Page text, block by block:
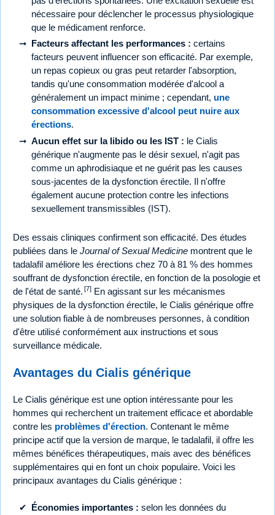
nécessaire pour déclencher le processus physiologique
que le médicament renforce.
Facteurs affectant les performances : certains
facteurs peuvent influencer son efficacité. Par exemple,
un repas copieux ou gras peut retarder l'absorption,
tandis qu'une consommation modérée d'alcool a
généralement un impact minime ; cependant, une
consommation excessive d'alcool peut nuire aux
érections.
Aucun effet sur la libido ou les IST : le Cialis
générique n'augmente pas le désir sexuel, n'agit pas
comme un aphrodisiaque et ne guérit pas les causes
sous-jacentes de la dysfonction érectile. Il n'offre
également aucune protection contre les infections
sexuellement transmissibles (IST).
Des essais cliniques confirment son efficacité. Des études
publiées dans le Journal of Sexual Medicine montrent que le
tadalafil améliore les érections chez 70 à 81 % des hommes
souffrant de dysfonction érectile, en fonction de la posologie et
de l'état de santé. [7] En agissant sur les mécanismes
physiques de la dysfonction érectile, le Cialis générique offre
une solution fiable à de nombreuses personnes, à condition
d'être utilisé conformément aux instructions et sous
surveillance médicale.
Avantages du Cialis générique
Le Cialis générique est une option intéressante pour les
hommes qui recherchent un traitement efficace et abordable
contre les problèmes d'érection. Contenant le même
principe actif que la version de marque, le tadalafil, il offre les
mêmes bénéfices thérapeutiques, mais avec des bénéfices
supplémentaires qui en font un choix populaire. Voici les
principaux avantages du Cialis générique :
Économies importantes : selon les données du